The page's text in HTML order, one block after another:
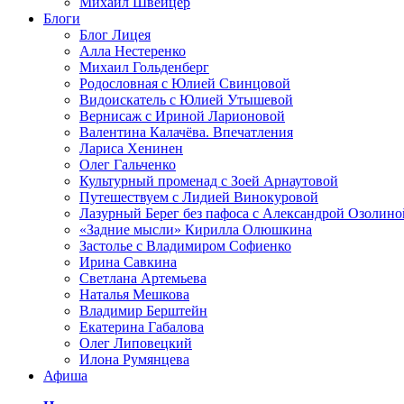
Блоги
Блог Лицея
Алла Нестеренко
Михаил Гольденберг
Родословная с Юлией Свинцовой
Видоискатель с Юлией Утышевой
Вернисаж с Ириной Ларионовой
Валентина Калачёва. Впечатления
Лариса Хенинен
Олег Гальченко
Культурный променад с Зоей Арнаутовой
Путешествуем с Лидией Винокуровой
Лазурный Берег без пафоса с Александрой
«Задние мысли» Кирилла Олюшкина
Застолье с Владимиром Софиенко
Ирина Савкина
Светлана Артемьева
Наталья Мешкова
Владимир Берштейн
Екатерина Габалова
Олег Липовецкий
Илона Румянцева
Афиша